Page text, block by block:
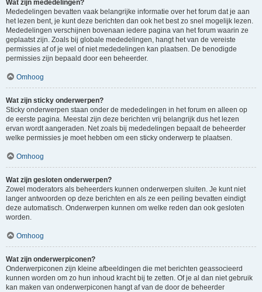
Wat zijn mededelingen?
Mededelingen bevatten vaak belangrijke informatie over het forum dat je aan
het lezen bent, je kunt deze berichten dan ook het best zo snel mogelijk lezen.
Mededelingen verschijnen bovenaan iedere pagina van het forum waarin ze
geplaatst zijn. Zoals bij globale mededelingen, hangt het van de vereiste
permissies af of je wel of niet mededelingen kan plaatsen. De benodigde
permissies zijn bepaald door een beheerder.
Omhoog
Wat zijn sticky onderwerpen?
Sticky onderwerpen staan onder de mededelingen in het forum en alleen op
de eerste pagina. Meestal zijn deze berichten vrij belangrijk dus het lezen
ervan wordt aangeraden. Net zoals bij mededelingen bepaalt de beheerder
welke permissies je moet hebben om een sticky onderwerp te plaatsen.
Omhoog
Wat zijn gesloten onderwerpen?
Zowel moderators als beheerders kunnen onderwerpen sluiten. Je kunt niet
langer antwoorden op deze berichten en als ze een peiling bevatten eindigt
deze automatisch. Onderwerpen kunnen om welke reden dan ook gesloten
worden.
Omhoog
Wat zijn onderwerpiconen?
Onderwerpiconen zijn kleine afbeeldingen die met berichten geassocieerd
kunnen worden om zo hun inhoud kracht bij te zetten. Of je al dan niet gebruik
kan maken van onderwerpiconen hangt af van de door de beheerder